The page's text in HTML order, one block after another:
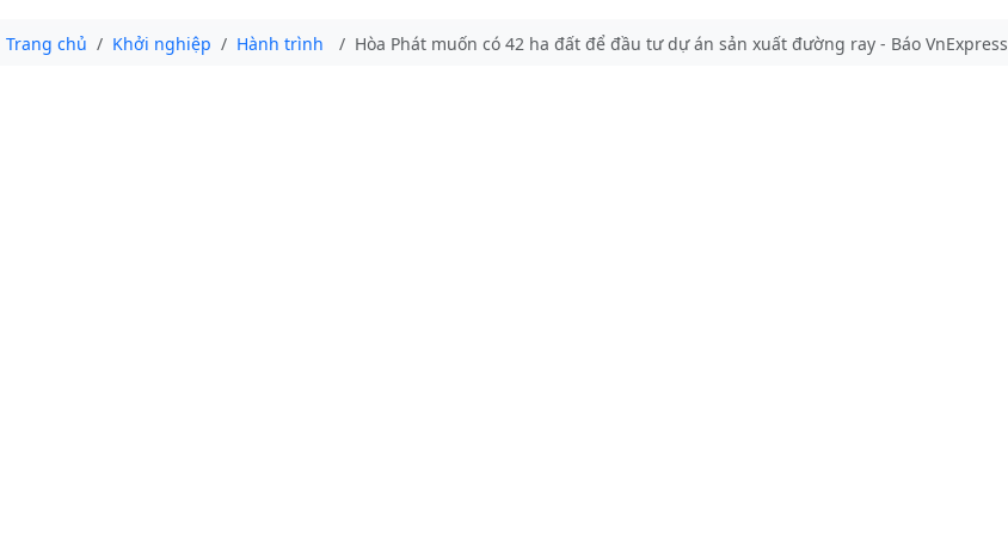
Trang chủ Khởi nghiệp Hành trình Hòa Phát muốn có 42 ha đất để đầu tư dự án sản xuất đường ray - Báo VnExpress